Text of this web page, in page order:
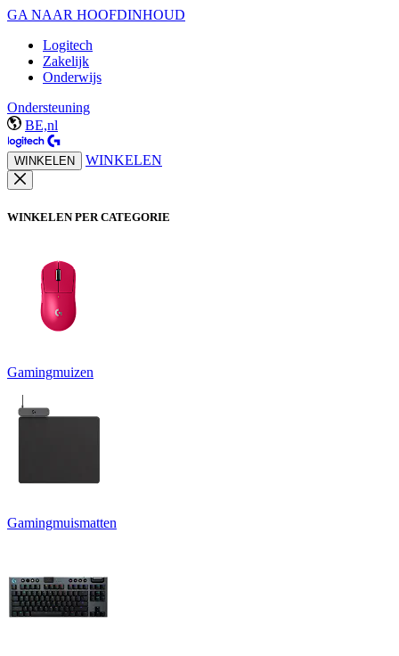
GA NAAR HOOFDINHOUD
Logitech
Zakelijk
Onderwijs
Ondersteuning
BE,nl
WINKELEN WINKELEN
WINKELEN PER CATEGORIE
Gamingmuizen
Gamingmuismatten